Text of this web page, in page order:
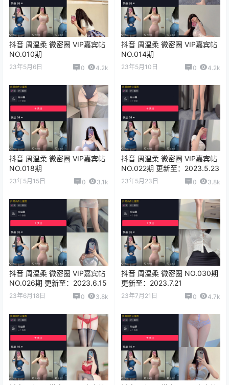
抖音 周温柔 微密圈 VIP嘉宾帖
NO.010期
23年5月6日 0 4.2k
抖音 周温柔 微密圈 VIP嘉宾帖
NO.014期
23年5月10日 0 4.2k
抖音 周温柔 微密圈 VIP嘉宾帖
NO.018期
23年5月15日 0 3.1k
抖音 周温柔 微密圈 VIP嘉宾帖
NO.022期 更新至：2023.5.23
23年5月23日 0 3.8k
抖音 周温柔 微密圈 VIP嘉宾帖
NO.026期 更新至：2023.6.15
23年6月18日 0 3.8k
抖音 周温柔 微密圈 NO.030期
更新至：2023.7.21
23年7月21日 0 4.7k